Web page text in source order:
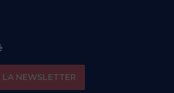
LA NEWSLETTER